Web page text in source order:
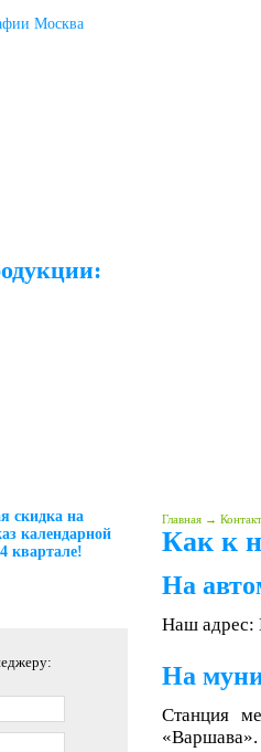
скидка на
календарной
квартале!
Главная →
Как к
На
Наш адрес:
На
Станция